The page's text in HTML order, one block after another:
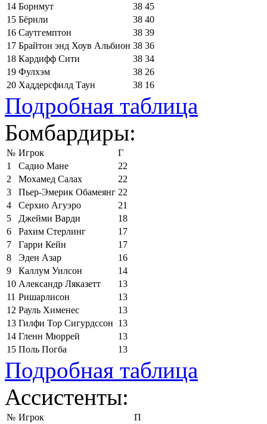
14 Борнмут 38 45
15 Бёрнли 38 40
16 Саутгемптон 38 39
17 Брайтон энд Хоув Альбион 38 36
18 Кардифф Сити 38 34
19 Фулхэм 38 26
20 Хаддерсфилд Таун 38 16
Подробная таблица
Бомбардиры:
№ Игрок
Г
1
Садио Мане
22
2
Мохамед Салах
22
3
Пьер-Эмерик Обамеянг 22
4
Серхио Агуэро
21
5
Джейми Варди
18
6
Рахим Стерлинг
17
7
Гарри Кейн
17
8
Эден Азар
16
9
Каллум Уилсон
14
10 Александр Ляказетт
13
11 Ришарлисон
13
12 Рауль Хименес
13
13 Гилфи Тор Сигурдссон 13
14 Гленн Мюррей
13
15 Поль Погба 13
Подробная таблица
Ассистенты:
№ Игрок
П